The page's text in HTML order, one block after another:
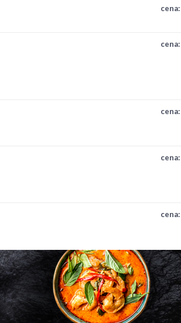
cena:
cena:
cena:
cena:
cena: